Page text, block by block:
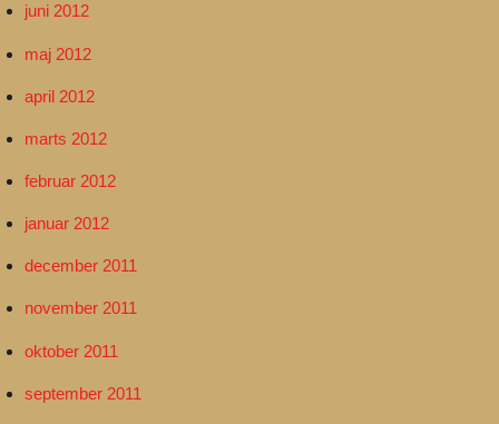
juni 2012
maj 2012
april 2012
marts 2012
februar 2012
januar 2012
december 2011
november 2011
oktober 2011
september 2011